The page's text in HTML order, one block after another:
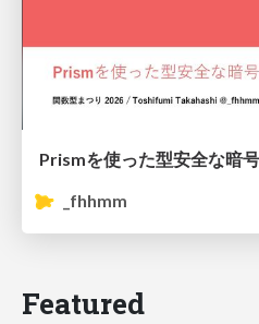
Prismを使った型安全な暗
_fhhmm
Featured